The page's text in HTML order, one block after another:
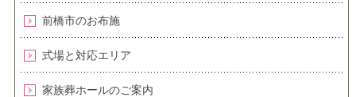
前橋市のお布施
式場と対応エリア
家族葬ホールのご案内